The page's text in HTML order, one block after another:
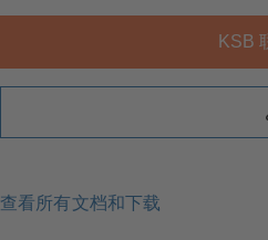
KSB
查看所有文档和下载